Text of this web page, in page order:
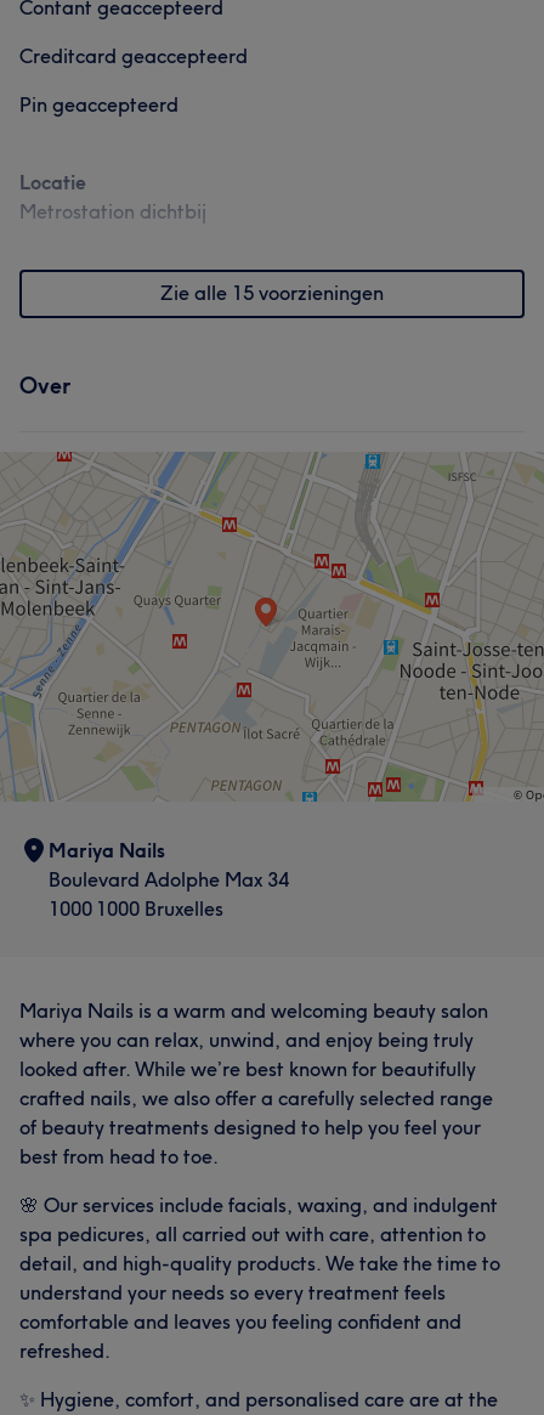
Contant geaccepteerd
Creditcard geaccepteerd
Pin geaccepteerd
Locatie
Metrostation dichtbij
Zie alle 15 voorzieningen
Over
Mariya Nails
Boulevard Adolphe Max 34
1000 1000 Bruxelles
Mariya Nails is a warm and welcoming beauty salon
where you can relax, unwind, and enjoy being truly
looked after. While we’re best known for beautifully
crafted nails, we also offer a carefully selected range
of beauty treatments designed to help you feel your
best from head to toe.
🌸 Our services include facials, waxing, and indulgent
spa pedicures, all carried out with care, attention to
detail, and high-quality products. We take the time to
understand your needs so every treatment feels
comfortable and leaves you feeling confident and
refreshed.
✨ Hygiene, comfort, and personalised care are at the